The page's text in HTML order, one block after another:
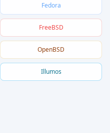
Fedora
FreeBSD
OpenBSD
Illumos